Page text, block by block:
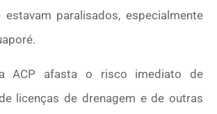
paralisados, especialmente
ACP afasta o risco imediato de
licenças de drenagem e de outras